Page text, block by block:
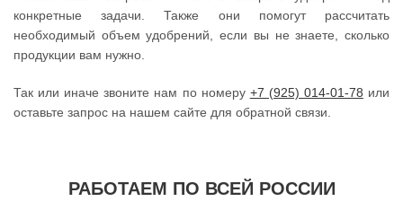
конкретные задачи. Также они помогут рассчитать
необходимый объем удобрений, если вы не знаете, сколько
продукции вам нужно.
Так или иначе звоните нам по номеру +7 (925) 014-01-78 или
оставьте запрос на нашем сайте для обратной связи.
РАБОТАЕМ ПО ВСЕЙ РОССИИ